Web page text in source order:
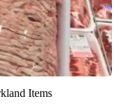
Items